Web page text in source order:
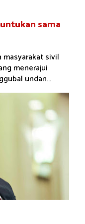
sama
masyarakat sivil
menerajui
undan...